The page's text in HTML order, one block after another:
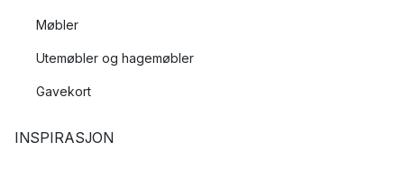
Møbler
Utemøbler og hagemøbler
Gavekort
INSPIRASJON